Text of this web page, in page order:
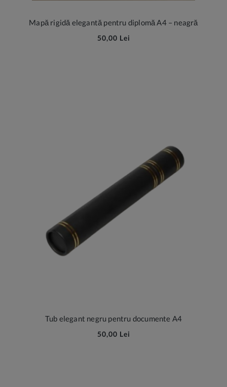
Mapă rigidă elegantă pentru diplomă A4 – neagră
50,00 Lei
Tub elegant negru pentru documente A4
50,00 Lei